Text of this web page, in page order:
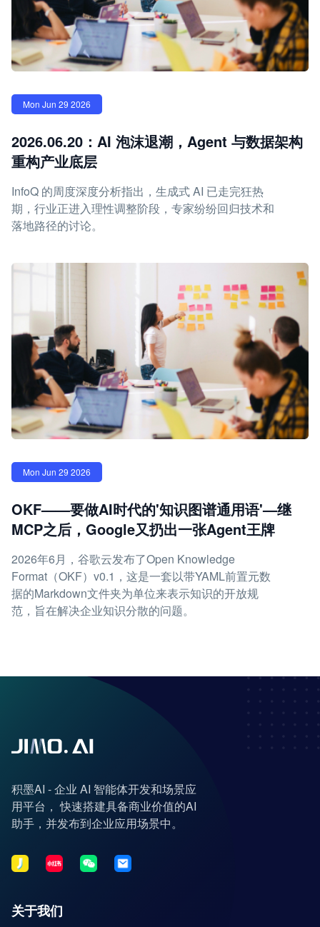
Mon Jun 29 2026
2026.06.20：AI 泡沫退潮，Agent 与数据架构
重构产业底层
InfoQ 的周度深度分析指出，生成式 AI 已走完狂热
期，行业正进入理性调整阶段，专家纷纷回归技术和
落地路径的讨论。
Mon Jun 29 2026
OKF——要做AI时代的'知识图谱通用语'—继
MCP之后，Google又扔出一张Agent王牌
2026年6月，谷歌云发布了Open Knowledge
Format（OKF）v0.1，这是一套以带YAML前置元数
据的Markdown文件夹为单位来表示知识的开放规
范，旨在解决企业知识分散的问题。
积墨AI - 企业 AI 智能体开发和场景应
用平台， 快速搭建具备商业价值的AI
助手，并发布到企业应用场景中。
关于我们